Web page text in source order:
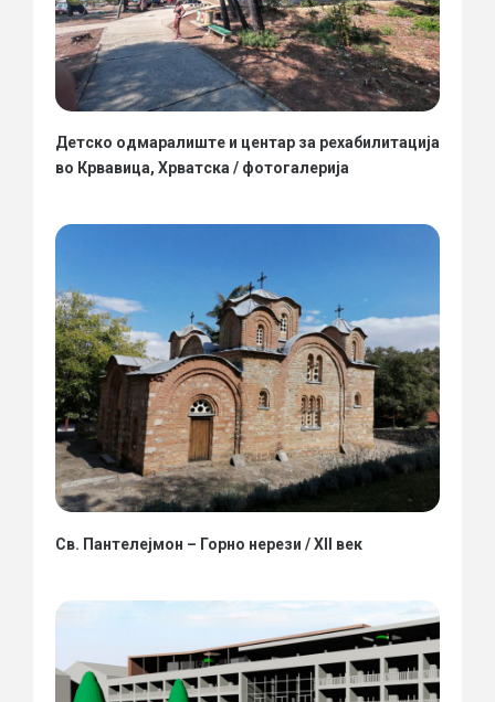
Детско одмаралиште и центар за рехабилитација
во Крвавица, Хрватска / фотогалерија
Св. Пантелејмон – Горно нерези / XII век